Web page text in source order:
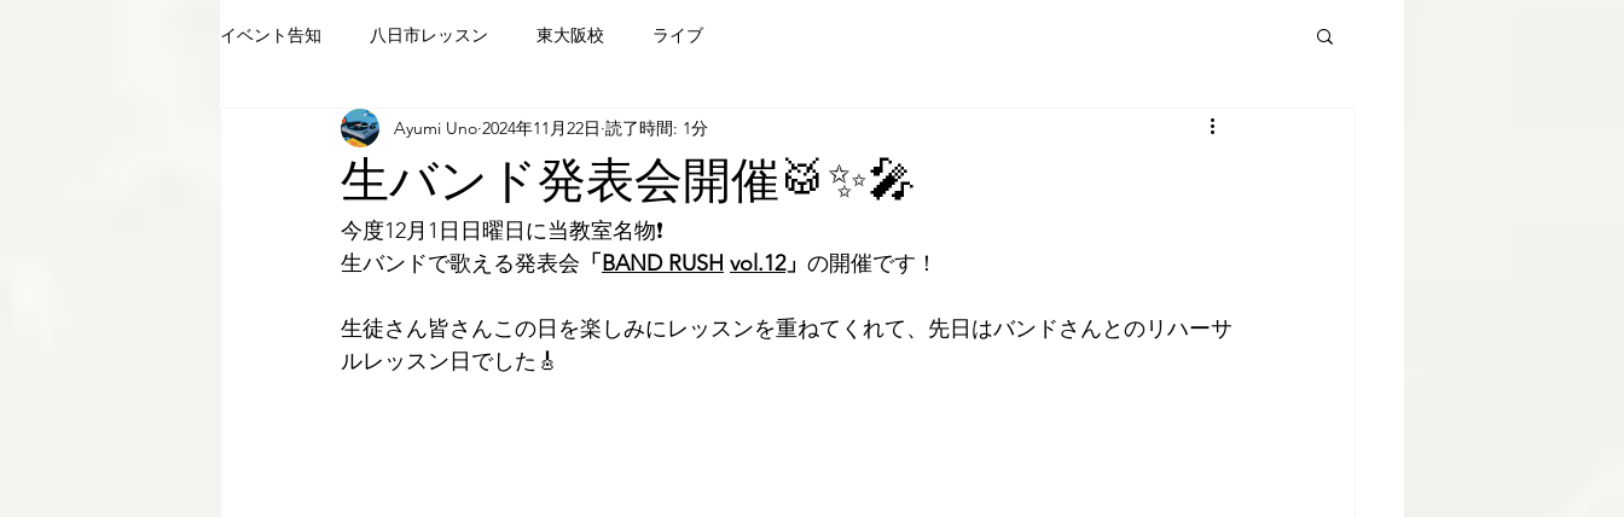
イベント告知 八日市レッスン 東大阪校 ライブ
生バンド発表会開催🥁✨🎤
Ayumi Uno 2024年11月22日 読了時間: 1分
今度12月1日日曜日に当教室名物❗️
生バンドで歌える発表会 「 BAND RUSH vol.12」 の開催です！
生徒さん皆さんこの日を楽しみにレッスンを重ねてくれて、先日はバンドさんとのリハーサ
ルレッスン日でした🎸